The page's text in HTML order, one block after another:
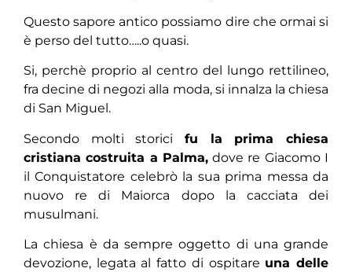
Questo sapore antico possiamo dire che ormai si
è perso del tutto…..o quasi.
Si, perchè proprio al centro del lungo rettilineo,
fra decine di negozi alla moda, si innalza la chiesa
di San Miguel.
Secondo molti storici fu la prima chiesa
cristiana costruita a Palma,dove re Giacomo I
il Conquistatore celebrò la sua prima messa da
nuovo re di Maiorca dopo la cacciata dei
musulmani.
La chiesa è da sempre oggetto di una grande
devozione, legata al fatto di ospitare una delle